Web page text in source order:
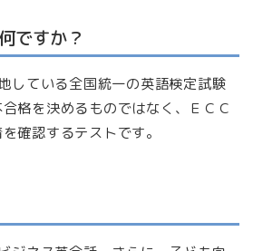
ですか？
している全国統一の英語検定試験
格を決めるものではなく、ＥＣＣ
確認するテストです。